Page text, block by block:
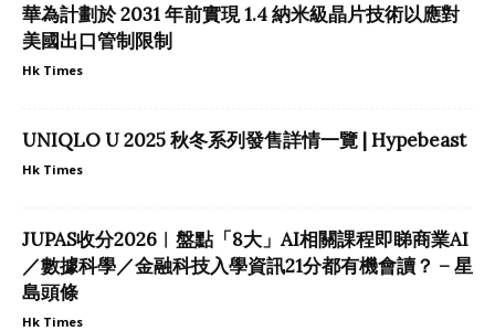
華為計劃於 2031 年前實現 1.4 納米級晶片技術以應對
美國出口管制限制
Hk Times
UNIQLO U 2025 秋冬系列發售詳情一覽 | Hypebeast
Hk Times
JUPAS收分2026︱盤點「8大」AI相關課程即睇商業AI
／數據科學／金融科技入學資訊21分都有機會讀？ – 星
島頭條
Hk Times